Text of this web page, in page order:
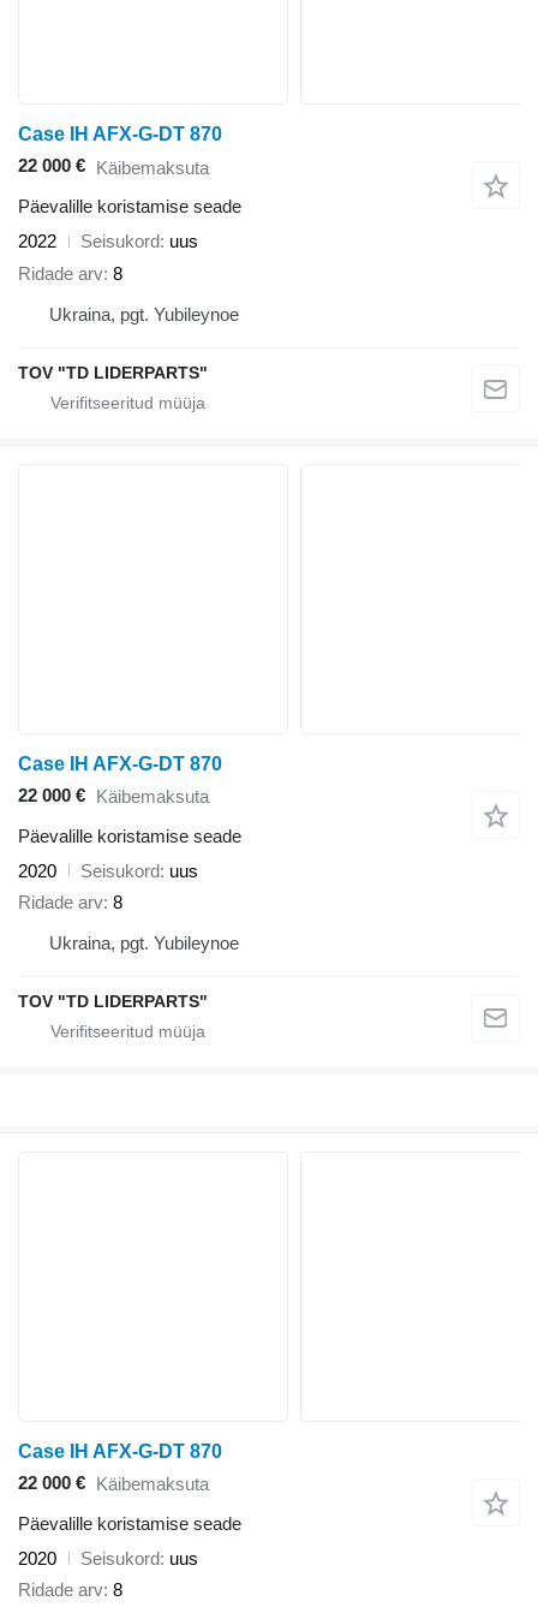
Case IH AFX-G-DT 870
22 000 € Käibemaksuta
Päevalille koristamise seade
2022
Seisukord uus
Ridade arv 8
Ukraina, pgt. Yubileynoe
TOV "TD LIDERPARTS"
Case IH AFX-G-DT 870
22 000 € Käibemaksuta
Päevalille koristamise seade
2020
Seisukord uus
Ridade arv 8
Ukraina, pgt. Yubileynoe
TOV "TD LIDERPARTS"
Case IH AFX-G-DT 870
22 000 € Käibemaksuta
Päevalille koristamise seade
2020
Seisukord uus
Ridade arv 8